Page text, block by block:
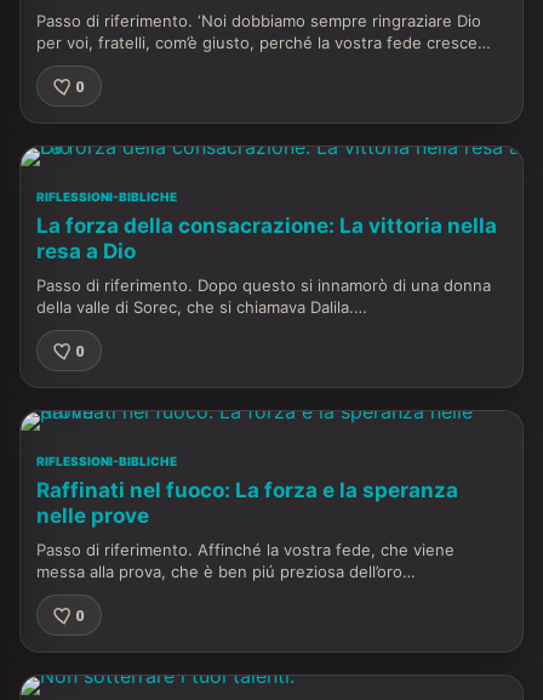
Passo di riferimento. ‘Noi dobbiamo sempre ringraziare Dio
per voi, fratelli, com’è giusto, perché la vostra fede cresce…
0
RIFLESSIONI-BIBLICHE
La forza della consacrazione: La vittoria nella
resa a Dio
Passo di riferimento. Dopo questo si innamorò di una donna
della valle di Sorec, che si chiamava Dalila.…
0
RIFLESSIONI-BIBLICHE
Raffinati nel fuoco: La forza e la speranza
nelle prove
Passo di riferimento. Affinché la vostra fede, che viene
messa alla prova, che è ben piú preziosa dell’oro…
0